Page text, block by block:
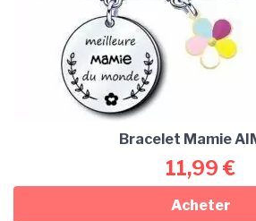
Bracelet Mamie
11,99 €
Acheter